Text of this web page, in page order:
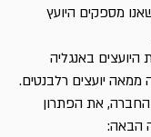
מספקים היועץ
באנגליה
ממאה יועצים רלבנטים.
החברה, את הפתרון
הבאה: